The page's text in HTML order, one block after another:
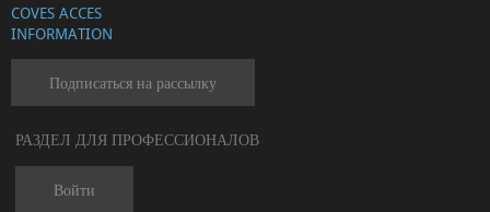
COVES ACCES
INFORMATION
Подписаться на рассылку
РАЗДЕЛ ДЛЯ ПРОФЕССИОНАЛОВ
Войти